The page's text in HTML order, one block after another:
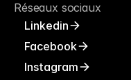
Réseaux sociaux
Linkedin
Facebook
Instagram